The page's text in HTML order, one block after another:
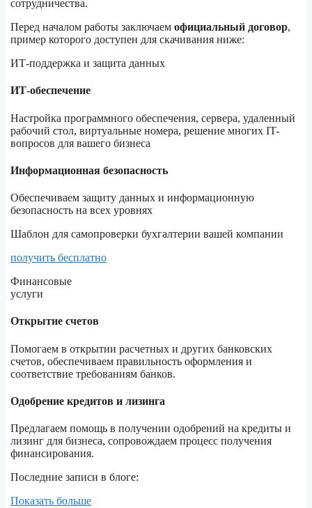
сотрудничества.
Перед началом работы заключаем официальный договор,
пример которого доступен для скачивания ниже:
ИТ-поддержка и защита данных
ИТ-обеспечение
Настройка программного обеспечения, сервера, удаленный
рабочий стол, виртуальные номера, решение многих IT-
вопросов для вашего бизнеса
Информационная безопасность
Обеспечиваем защиту данных и информационную
безопасность на всех уровнях
Шаблон для самопроверки бухгалтерии вашей компании
получить бесплатно
Финансовые
услуги
Открытие счетов
Помогаем в открытии расчетных и других банковских
счетов, обеспечиваем правильность оформления и
соответствие требованиям банков.
Одобрение кредитов и лизинга
Предлагаем помощь в получении одобрений на кредиты и
лизинг для бизнеса, сопровождаем процесс получения
финансирования.
Последние записи в блоге:
Показать больше